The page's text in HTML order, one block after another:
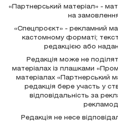
«Партнерський матеріал» -
на
«Спецпроєкт» - рекламний
кастомному форматі;
редакцією або
Редакція може не
матеріалах із плашками
матеріалах «Партнерський
редакція бере участь у
відповідальність за
Редакція не несе